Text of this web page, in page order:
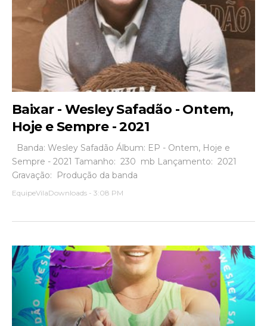
Baixar - Wesley Safadão - Ontem,
Hoje e Sempre - 2021
Banda: Wesley Safadão Álbum: EP - Ontem, Hoje e
Sempre - 2021 Tamanho: 230 mb Lançamento: 2021
Gravação: Produção da banda
EquipeVilaDownloads - 3:08 PM